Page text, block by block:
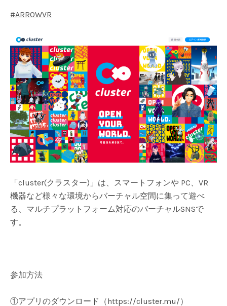
#ARROWVR
「cluster(クラスター)」は、スマートフォンや PC、VR
機器など様々な環境からバーチャル空間に集って遊べ
る、マルチプラットフォーム対応のバーチャルSNSで
す。
参加方法
①アプリのダウンロード（https://cluster.mu/）